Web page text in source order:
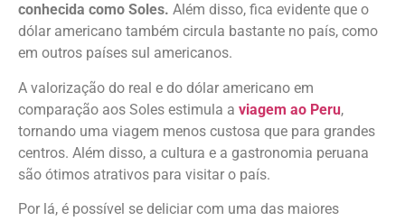
conhecida como Soles. Além disso, fica evidente que o
dólar americano também circula bastante no país, como
em outros países sul americanos.
A valorização do real e do dólar americano em
comparação aos Soles estimula a viagem ao Peru,
tornando uma viagem menos custosa que para grandes
centros. Além disso, a cultura e a gastronomia peruana
são ótimos atrativos para visitar o país.
Por lá, é possível se deliciar com uma das maiores